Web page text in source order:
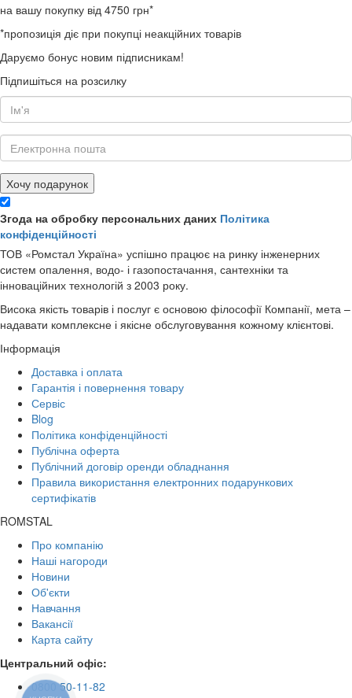
на вашу покупку від 4750 грн*
*пропозиція діє при покупці неакційних товарів
Даруємо бонус новим підписникам!
Підпишіться на розсилку
Хочу подарунок
Згода на обробку персональних даних Політика
конфіденційності
ТОВ «Ромстал Україна» успішно працює на ринку інженерних
систем опалення, водо- і газопостачання, сантехніки та
інноваційних технологій з 2003 року.
Висока якість товарів і послуг є основою філософії Компанії, мета –
надавати комплексне і якісне обслуговування кожному клієнтові.
Інформація
Доставка і оплата
Гарантія і повернення товару
Сервіс
Blog
Політика конфіденційності
Публічна оферта
Публічний договір оренди обладнання
Правила використання електронних подарункових
сертифікатів
ROMSTAL
Про компанію
Наші нагороди
Новини
Об'єкти
Навчання
Вакансії
Карта сайту
Центральний офіс:
0800 50-11-82